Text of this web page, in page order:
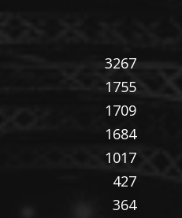
3267
1755
1709
1684
1017
427
364